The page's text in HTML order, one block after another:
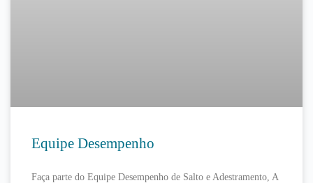
Equipe Desempenho
Faça parte do Equipe Desempenho de Salto e Adestramento, A